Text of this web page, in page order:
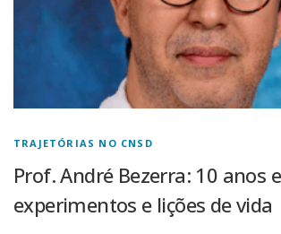
TRAJETÓRIAS NO CNSD
Prof. André Bezerra: 10 anos
experimentos e lições de vida